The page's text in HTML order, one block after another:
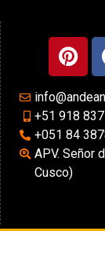
+51 918
+051 84
APV. Señor
Cusco)